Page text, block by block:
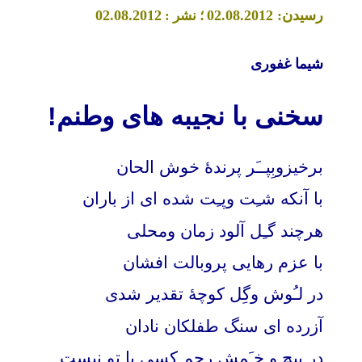
رسیدن: 02.08.2012 ؛ نشر : 02.08.2012
شیما غفوری
سخنی با نجیبه های وطنم!
برخیزوبِپــَر پرندۀ خوش الحان
با آنکه شـِت وپـِت شده ای از باران
هرچند گـِل آلود زمان ومحلی
با عزم رهایی پروبالت افشان
در لـُوش وگِل کوچۀ تقدیر شدی
آزرده ای سنگ طفلکان نادان
در پیچ و خـَمش رحم کسی با تو نیست